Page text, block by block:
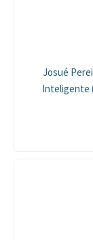
Josué
Inteligente